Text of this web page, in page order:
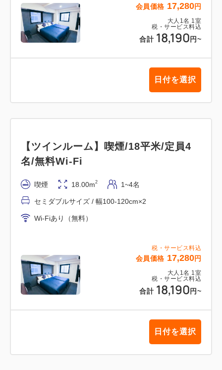
会員価格 17,280円
大人 1 名 1 室
税・サービス料込
合計 18,190 円~
日付を選択
税・サービス料込
会員価格 17,280円
大人 1 名 1 室
税・サービス料込
合計 18,190 円~
【ツインルーム】喫煙/18平米/定員4
名/無料Wi-Fi
喫煙 18.00m2 1~4名
セミダブルサイズ / 幅100-120cm×2
Wi-Fiあり（無料）
日付を選択